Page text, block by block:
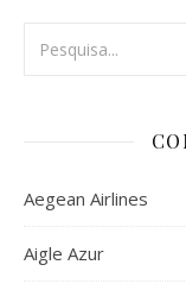
Aegean Airlines
Aigle Azur